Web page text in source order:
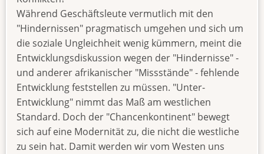
Während Geschäftsleute vermutlich mit den
"Hindernissen" pragmatisch umgehen und sich um
die soziale Ungleichheit wenig kümmern, meint die
Entwicklungsdiskussion wegen der "Hindernisse" -
und anderer afrikanischer "Missstände" - fehlende
Entwicklung feststellen zu müssen. "Unter-
Entwicklung" nimmt das Maß am westlichen
Standard. Doch der "Chancenkontinent" bewegt
sich auf eine Modernität zu, die nicht die westliche
zu sein hat. Damit werden wir vom Westen uns